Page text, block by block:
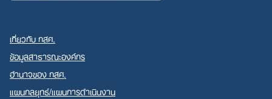
เกี่ยวกับ กสศ.
ข้อมูลสาธารณะองค์กร
อำนาจของ กสศ.
แผนกลยุทธ์/แผนการดำเนินงาน